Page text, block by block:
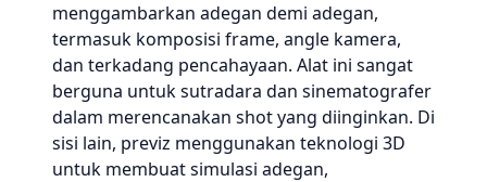
menggambarkan adegan demi adegan,
termasuk komposisi frame, angle kamera,
dan terkadang pencahayaan. Alat ini sangat
berguna untuk sutradara dan sinematografer
dalam merencanakan shot yang diinginkan. Di
sisi lain, previz menggunakan teknologi 3D
untuk membuat simulasi adegan,